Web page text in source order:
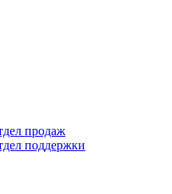
продаж
поддержки